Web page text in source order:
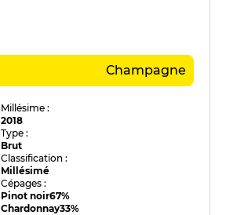
Champagne
Millésime :
2018
Type :
Brut
Classification :
Millésimé
Cépages :
Pinot noir67%
Chardonnay33%